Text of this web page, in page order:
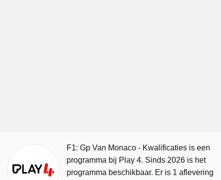
F1: Gp Van Monaco - Kwalificaties is een
programma bij Play 4. Sinds 2026 is het
programma beschikbaar. Er is 1 aflevering